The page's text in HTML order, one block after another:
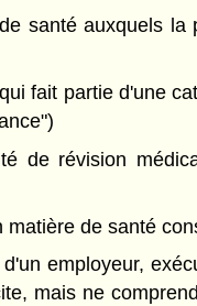
santé auxquels la
fait partie d'une
de révision
de santé
employeur,
mais ne